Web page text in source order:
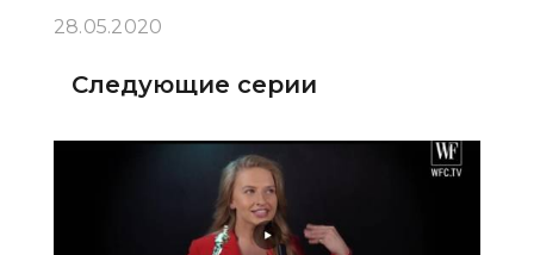
28.05.2020
Следующие серии